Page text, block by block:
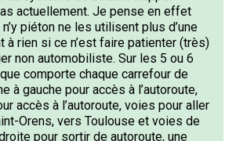
actuellement. Je pense en effet
piéton ne les utilisent plus d’une
à rien si ce n’est faire patienter (très)
non automobiliste. Sur les 5 ou 6
comporte chaque carrefour de
à gauche pour accès à l’autoroute,
accès à l’autoroute, voies pour aller
Orens, vers Toulouse et voies de
pour sortir de autoroute, une